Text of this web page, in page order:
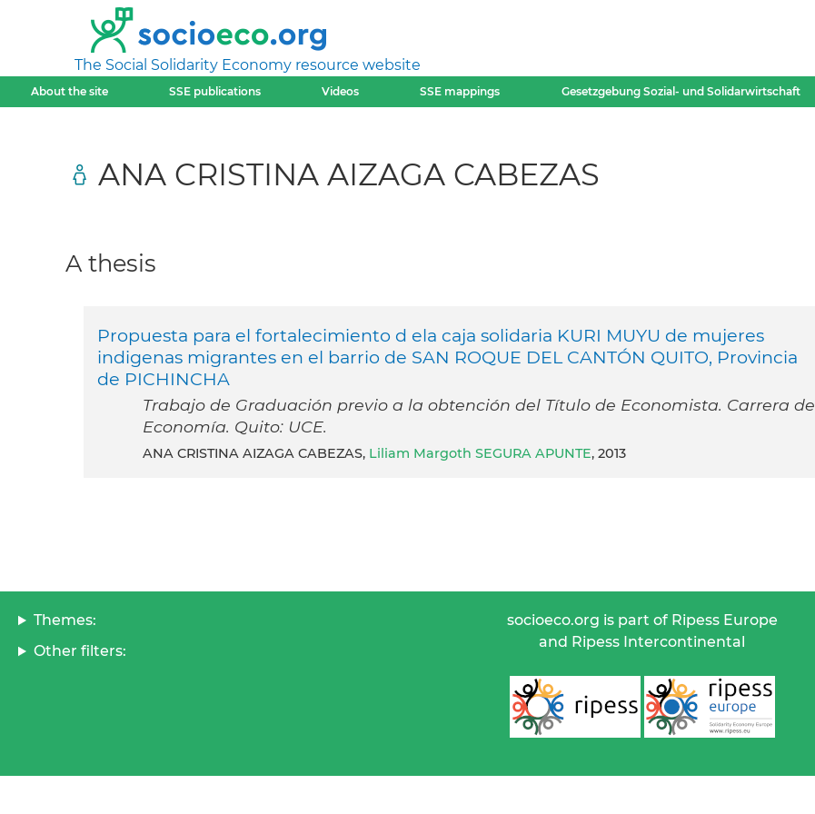
The Social Solidarity Economy resource website
About the site SSE publications Videos SSE mappings Gesetzgebung Sozial- und Solidarwirtschaft
ANA CRISTINA AIZAGA CABEZAS
A thesis
Propuesta para el fortalecimiento d ela caja solidaria KURI MUYU de mujeres
indigenas migrantes en el barrio de SAN ROQUE DEL CANTÓN QUITO, Provincia
de PICHINCHA
Trabajo de Graduación previo a la obtención del Título de Economista. Carrera de
Economía. Quito: UCE.
ANA CRISTINA AIZAGA CABEZAS, Liliam Margoth SEGURA APUNTE, 2013
Themes:
Other filters:
socioeco.org is part of Ripess Europe
and Ripess Intercontinental